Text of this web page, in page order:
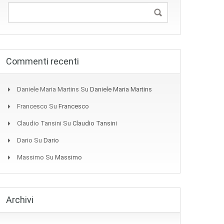
Commenti recenti
Daniele Maria Martins Su Daniele Maria Martins
Francesco Su Francesco
Claudio Tansini Su Claudio Tansini
Dario Su Dario
Massimo Su Massimo
Archivi